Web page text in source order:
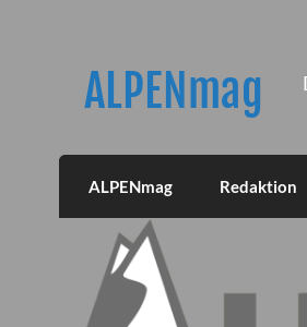
ALPENmag
ALPENmag Redaktion